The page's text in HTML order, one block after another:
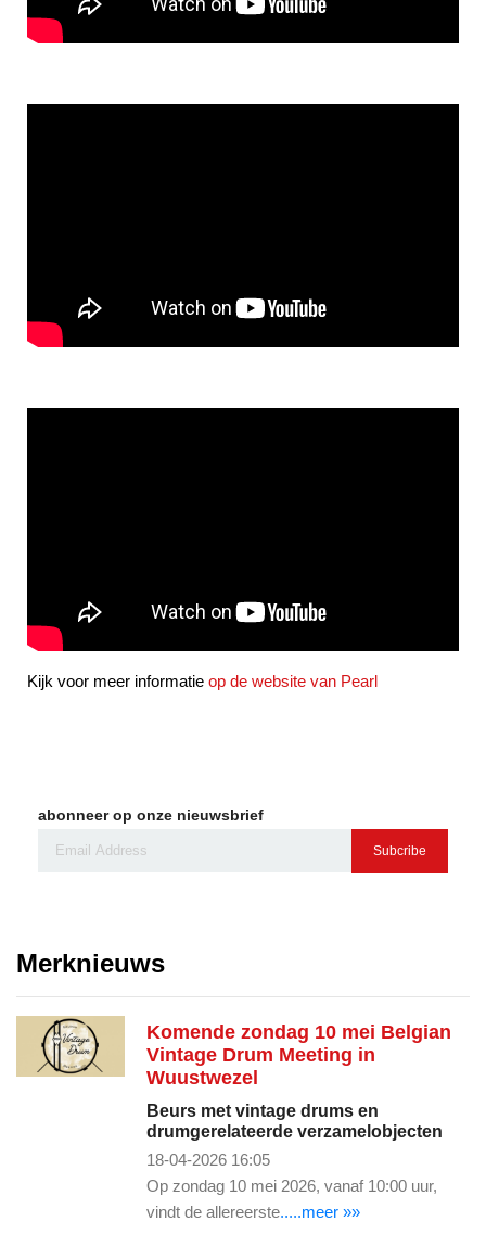
Kijk voor meer informatie op de website van Pearl
abonneer op onze nieuwsbrief
Subcribe
Merknieuws
Komende zondag 10 mei Belgian
Vintage Drum Meeting in
Wuustwezel
Beurs met vintage drums en
drumgerelateerde verzamelobjecten
18-04-2026 16:05
Op zondag 10 mei 2026, vanaf 10:00 uur,
vindt de allereerste.....meer »»